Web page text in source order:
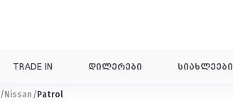
TRADE IN დილერები სიახლეები
Nissan Patrol